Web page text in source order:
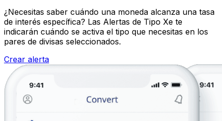
¿Necesitas saber cuándo una moneda alcanza una tasa
de interés específica? Las Alertas de Tipo Xe te
indicarán cuándo se activa el tipo que necesitas en los
pares de divisas seleccionados.
Crear alerta